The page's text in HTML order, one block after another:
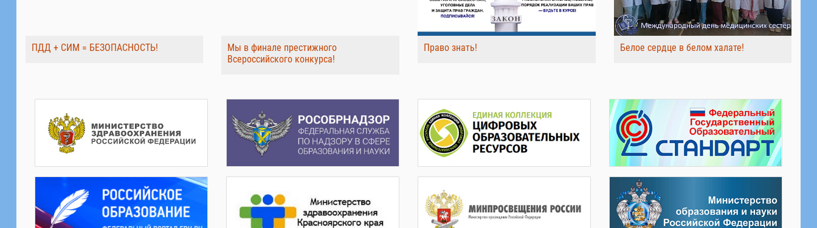
ПДД + СИМ = БЕЗОПАСНОСТЬ!
Мы в финале престижного
Всероссийского конкурса!
Право знать! Белое сердце в белом халате!